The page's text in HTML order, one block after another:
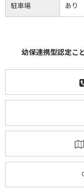
駐車場 あり
幼保連携型認定こ